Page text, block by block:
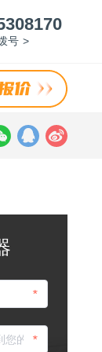
号 >
*
*